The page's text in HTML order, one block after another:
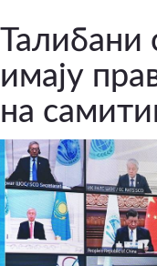
Талибани
имају
на